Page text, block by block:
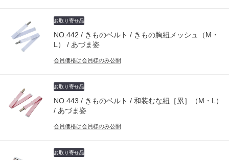
お取り寄せ品
NO.442 / きものベルト / きもの胸紐メッシュ（M・
L） / あづま姿
会員価格は会員様のみ公開
お取り寄せ品
NO.443 / きものベルト / 和装むな紐［累］（M・L）
/ あづま姿
会員価格は会員様のみ公開
お取り寄せ品